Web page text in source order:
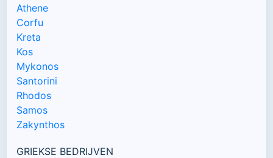
Athene
Corfu
Kreta
Kos
Mykonos
Santorini
Rhodos
Samos
Zakynthos
GRIEKSE BEDRIJVEN